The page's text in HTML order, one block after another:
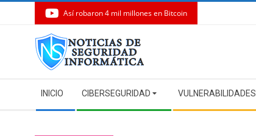
Así robaron 4 mil millones en Bitcoin
Navigation
Menu
INICIO CIBERSEGURIDAD VULNERABILIDADES